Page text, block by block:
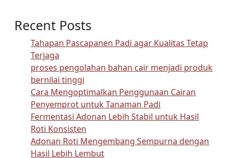
Recent Posts
Tahapan Pascapanen Padi agar Kualitas Tetap
Terjaga
proses pengolahan bahan cair menjadi produk
bernilai tinggi
Cara Mengoptimalkan Penggunaan Cairan
Penyemprot untuk Tanaman Padi
Fermentasi Adonan Lebih Stabil untuk Hasil
Roti Konsisten
Adonan Roti Mengembang Sempurna dengan
Hasil Lebih Lembut